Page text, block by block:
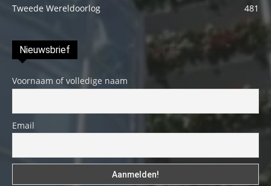
Tweede Wereldoorlog
481
Nieuwsbrief
Voornaam of volledige naam
Email